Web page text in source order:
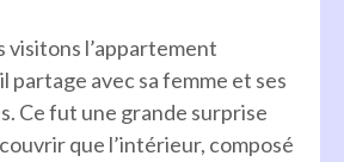
visitons l’appartement
partage avec sa femme et ses
Ce fut une grande surprise
que l’intérieur, composé